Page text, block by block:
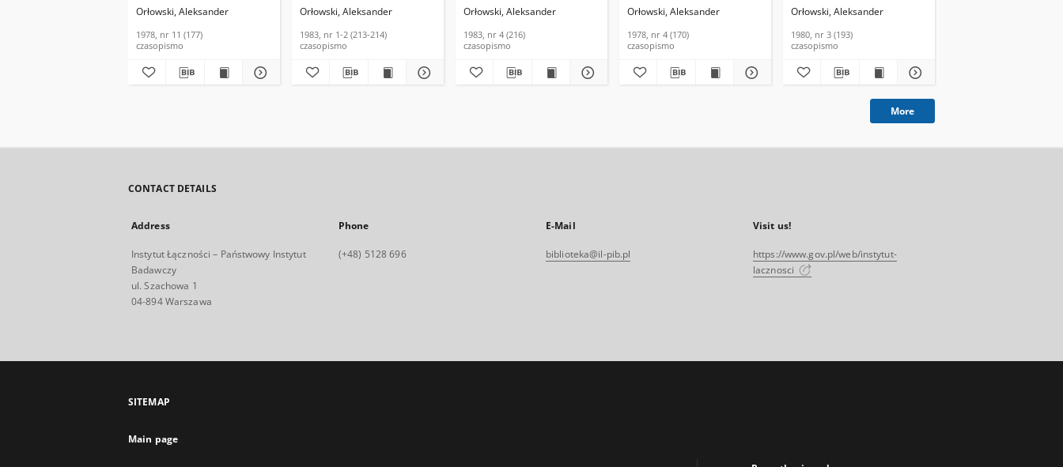
(177)
Orłowski, Aleksander
1978, nr 11 (177)
czasopismo
(213-214)
Orłowski, Aleksander
1983, nr 1-2 (213-214)
czasopismo
Orłowski, Aleksander
1983, nr 4 (216)
czasopismo
(170)
Orłowski, Aleksander
1978, nr 4 (170)
czasopismo
Orłowski, Aleksander
1980, nr 3 (193)
czasopismo
More
CONTACT DETAILS
Address
Instytut Łączności – Państwowy Instytut
Badawczy
ul. Szachowa 1
04-894 Warszawa
Phone
(+48) 5128 696
E-Mail
biblioteka@il-pib.pl
Visit us!
https://www.gov.pl/web/instytut-
lacznosci
SITEMAP
Main page